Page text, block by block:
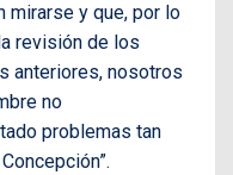
mirarse y que, por lo
revisión de los
anteriores, nosotros
no
problemas tan